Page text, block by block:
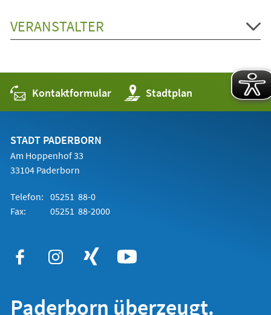
VERANSTALTER
Kontaktformular Stadtplan
(Öffnet
in
einem
STADT PADERBORN
Am Hoppenhof 33
33104 Paderborn
Telefon: 05251 88-0
Fax:
05251 88-2000
Paderborn überzeugt.